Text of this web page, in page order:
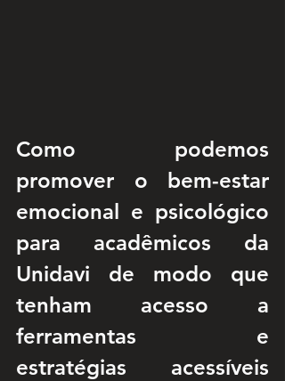
Como podemos
promover o bem-estar
emocional e psicológico
para acadêmicos da
Unidavi de modo que
tenham acesso a
ferramentas e
estratégias acessíveis